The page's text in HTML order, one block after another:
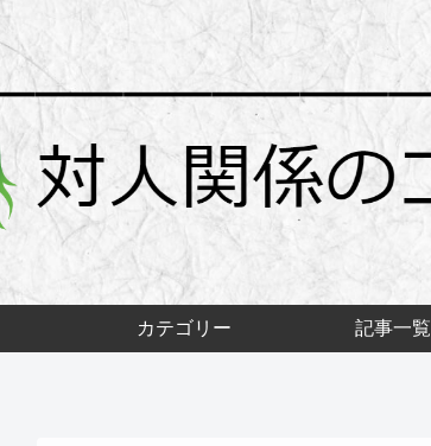
カテゴリー 記事一覧